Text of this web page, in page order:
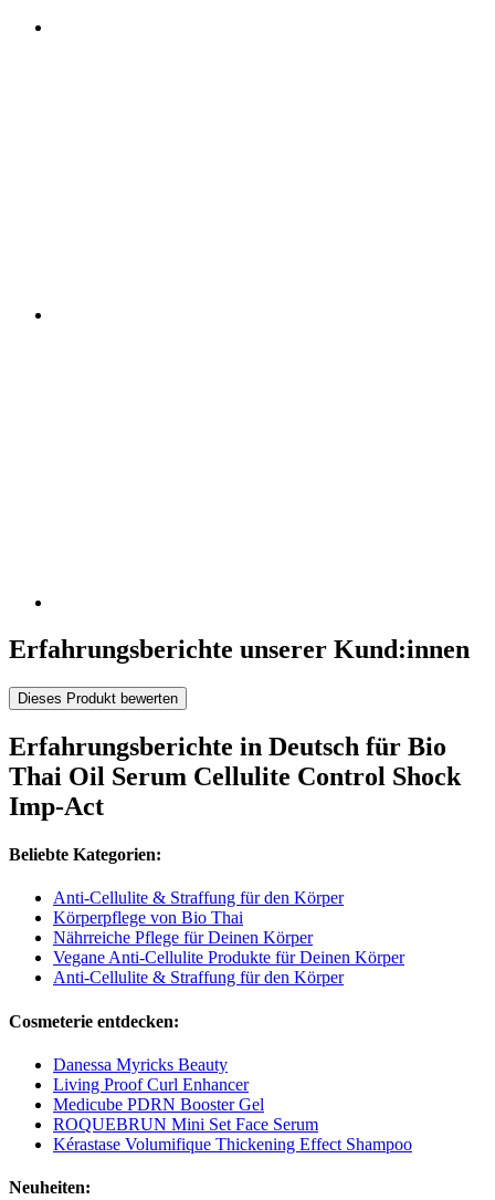
Erfahrungsberichte unserer Kund:innen
Dieses Produkt bewerten
Erfahrungsberichte in Deutsch für Bio
Thai Oil Serum Cellulite Control Shock
Imp-Act
Beliebte Kategorien:
Anti-Cellulite & Straffung für den Körper
Körperpflege von Bio Thai
Nährreiche Pflege für Deinen Körper
Vegane Anti-Cellulite Produkte für Deinen Körper
Anti-Cellulite & Straffung für den Körper
Cosmeterie entdecken:
Danessa Myricks Beauty
Living Proof Curl Enhancer
Medicube PDRN Booster Gel
ROQUEBRUN Mini Set Face Serum
Kérastase Volumifique Thickening Effect Shampoo
Neuheiten: